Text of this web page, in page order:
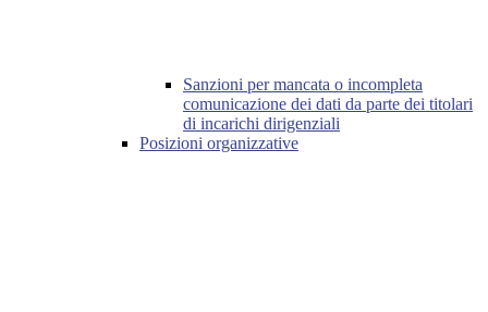
Sanzioni per mancata o incompleta
comunicazione dei dati da parte dei titolari
di incarichi dirigenziali
Posizioni organizzative